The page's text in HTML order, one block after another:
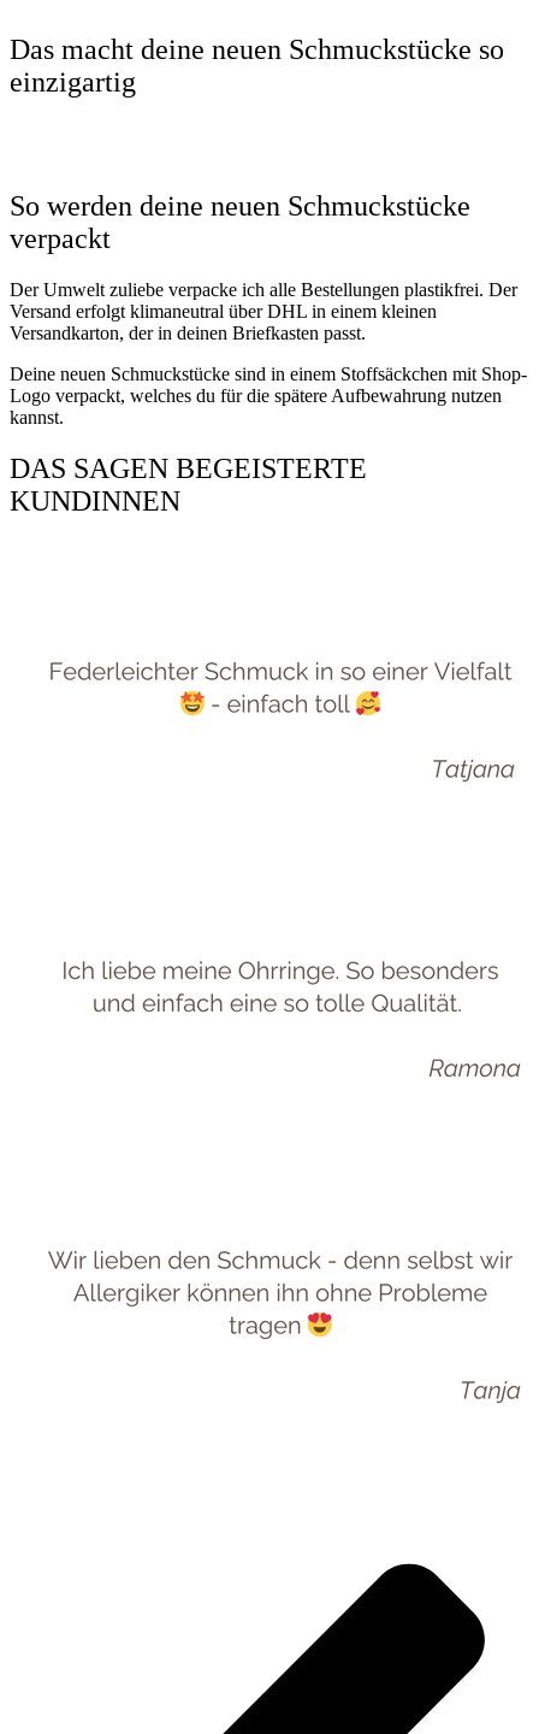
Das macht deine neuen Schmuckstücke so
einzigartig
So werden deine neuen Schmuckstücke
verpackt
Der Umwelt zuliebe verpacke ich alle Bestellungen plastikfrei. Der
Versand erfolgt klimaneutral über DHL in einem kleinen
Versandkarton, der in deinen Briefkasten passt.
Deine neuen Schmuckstücke sind in einem Stoffsäckchen mit Shop-
Logo verpackt, welches du für die spätere Aufbewahrung nutzen
kannst.
DAS SAGEN BEGEISTERTE
KUNDINNEN